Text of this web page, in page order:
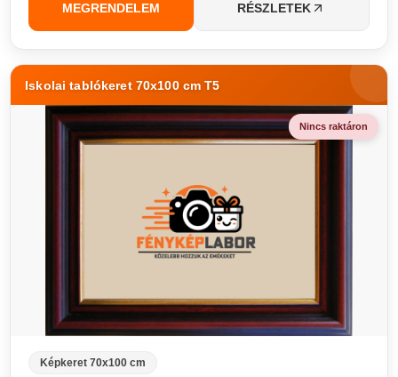
MEGRENDELEM RÉSZLETEK
Iskolai tablókeret 70x100 cm T5
Nincs raktáron
Képkeret 70x100 cm